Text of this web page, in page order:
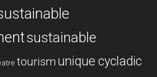
sustainable
tourism unique cycladic